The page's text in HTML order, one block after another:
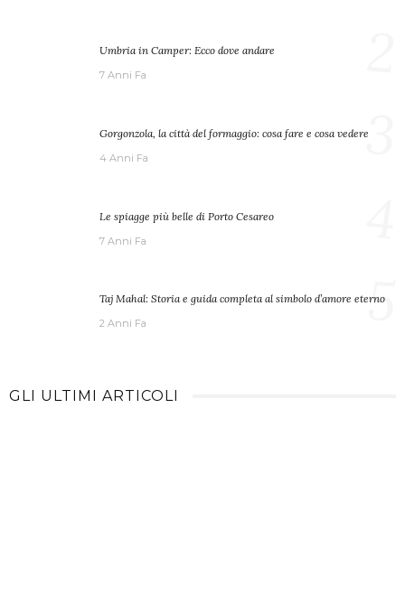
Umbria in Camper: Ecco dove andare
7 Anni Fa
Gorgonzola, la città del formaggio: cosa fare e cosa vedere
4 Anni Fa 3
Le spiagge più belle di Porto Cesareo
7 Anni Fa
Taj Mahal: Storia e guida completa al simbolo d’amore eterno
2 Anni Fa 5
GLI ULTIMI ARTICOLI